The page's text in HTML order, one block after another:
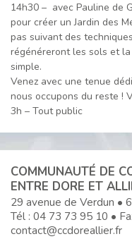
14h30 – avec Pauline de
pour créer un Jardin des
pas suivant des
régénéreront les sols et la
simple.
Venez avec une tenue
nous occupons du reste !
3h – Tout public
COMMUNAUTÉ DE
ENTRE DORE ET
29 avenue de Verdun •
Tél : 04 73 73 95 10 •
contact@ccdoreallier.fr